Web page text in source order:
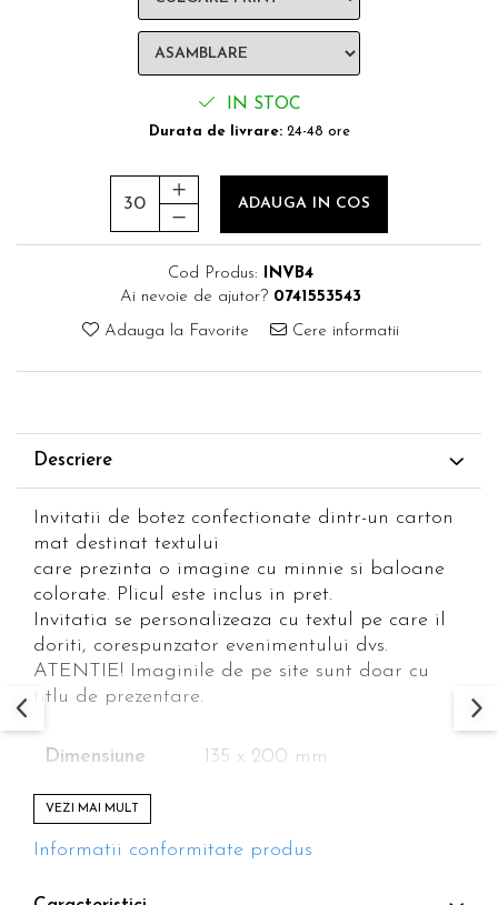
IN STOC
Durata de livrare:24-48 ore
ADAUGA IN COS
Cod Produs: INVB4
Ai nevoie de ajutor? 0741553543
Adauga la Favorite Cere informatii
Descriere
Invitatii de botez confectionate dintr-un carton
mat destinat textului
care prezinta o imagine cu minnie si baloane
colorate. Plicul este inclus in pret.
Invitatia se personalizeaza cu textul pe care il
doriti, corespunzator evenimentului dvs.
ATENTIE! Imaginile de pe site sunt doar cu
titlu de prezentare.
Dimensiune 135 x 200 mm
Suprafata de
tiparire
VEZI MAI MULT
Informatii conformitate produs